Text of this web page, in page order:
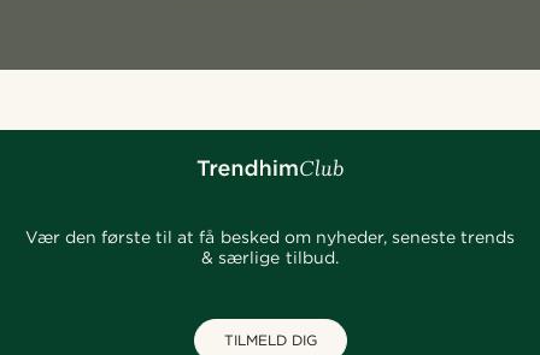
Vær den første til at få besked om nyheder, seneste trends
& særlige tilbud.
TILMELD DIG